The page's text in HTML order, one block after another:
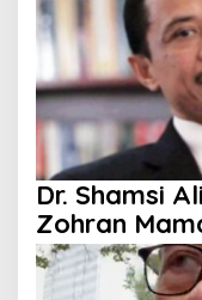
Dr. Shamsi
Zohran
Kenaikan
Singgung